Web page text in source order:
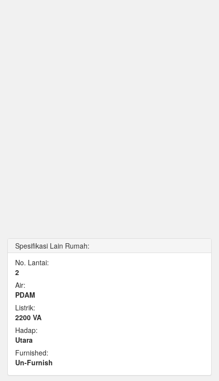
Spesifikasi Lain Rumah:
No. Lantai:
2
Air:
PDAM
Listrik:
2200 VA
Hadap:
Utara
Furnished:
Un-Furnish